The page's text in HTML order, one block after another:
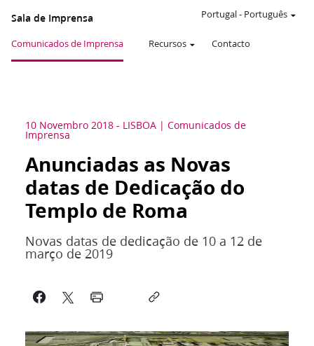
Sala de Imprensa
Comunicados de Imprensa Recursos Contacto
Portugal- Português
10 Novembro 2018 - LISBOA Comunicados de
Imprensa
Anunciadas as Novas
datas de Dedicação do
Templo de Roma
Novas datas de dedicação de 10 a 12 de
março de 2019